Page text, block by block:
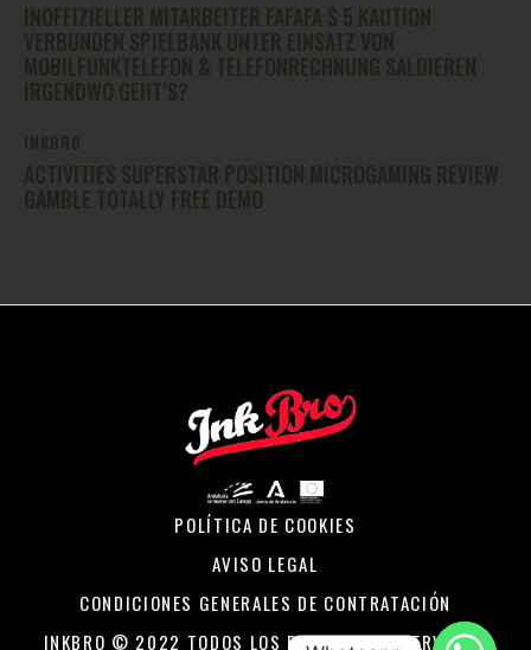
INOFFIZIELLER MITARBEITER FAFAFA $ 5 KAUTION
VERBUNDEN SPIELBANK UNTER EINSATZ VON
MOBILFUNKTELEFON & TELEFONRECHNUNG SALDIEREN
IRGENDWO GEHT’S?
INKBRO
ACTIVITIES SUPERSTAR POSITION MICROGAMING REVIEW
GAMBLE TOTALLY FREE DEMO
POLÍTICA DE COOKIES
AVISO LEGAL
CONDICIONES GENERALES DE CONTRATACIÓN
INKBRO © 2022 TODOS LOS DERECHOS RESERVADOS